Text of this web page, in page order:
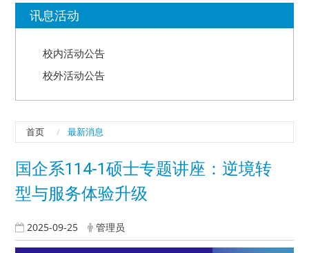
讯息活动
校内活动公告
校外活动公告
首页 最新消息
国企系114-1硕士专题讲座：逆境转
型与服务体验升级
2025-09-25 管理员